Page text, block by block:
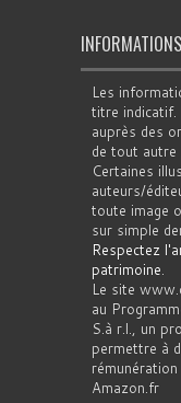
Les
titre indicatif.
auprès des
de tout autre
Certaines
auteurs/
toute image
sur simple
Respectez
patrimoine.
Le site
au
S.à r.l., un
permettre à
Amazon.fr